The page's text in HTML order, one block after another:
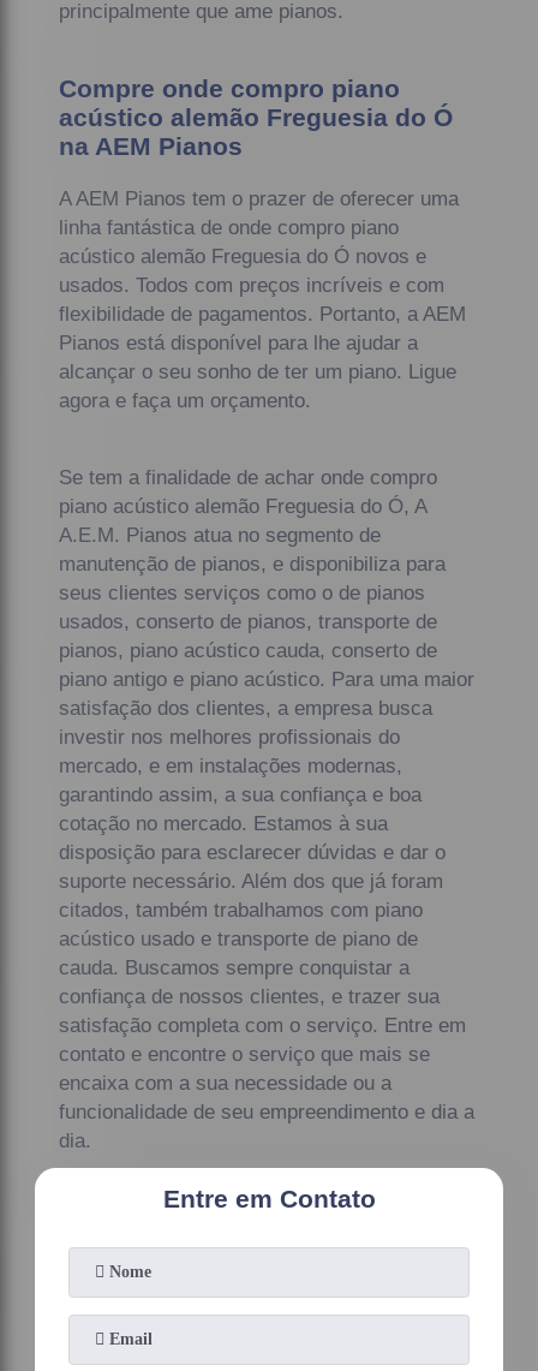
principalmente que ame pianos.
Compre onde compro piano
acústico alemão Freguesia do Ó
na AEM Pianos
A AEM Pianos tem o prazer de oferecer uma
linha fantástica de onde compro piano
acústico alemão Freguesia do Ó novos e
usados. Todos com preços incríveis e com
flexibilidade de pagamentos. Portanto, a AEM
Pianos está disponível para lhe ajudar a
alcançar o seu sonho de ter um piano. Ligue
agora e faça um orçamento.
Se tem a finalidade de achar onde compro
piano acústico alemão Freguesia do Ó, A
A.E.M. Pianos atua no segmento de
manutenção de pianos, e disponibiliza para
seus clientes serviços como o de pianos
usados, conserto de pianos, transporte de
pianos, piano acústico cauda, conserto de
piano antigo e piano acústico. Para uma maior
satisfação dos clientes, a empresa busca
investir nos melhores profissionais do
mercado, e em instalações modernas,
garantindo assim, a sua confiança e boa
cotação no mercado. Estamos à sua
disposição para esclarecer dúvidas e dar o
suporte necessário. Além dos que já foram
citados, também trabalhamos com piano
acústico usado e transporte de piano de
cauda. Buscamos sempre conquistar a
confiança de nossos clientes, e trazer sua
satisfação completa com o serviço. Entre em
contato e encontre o serviço que mais se
encaixa com a sua necessidade ou a
funcionalidade de seu empreendimento e dia a
dia.
Entre em Contato